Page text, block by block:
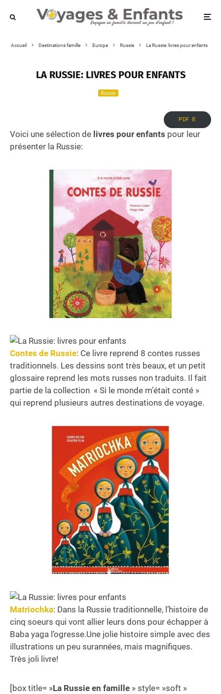
Accueil Destinations famille Europe Russie La Russie: livres pour enfants
LA RUSSIE: LIVRES POUR ENFANTS
Russie
PDF 📄
Voici une sélection de livres pour enfants pour leur
présenter la Russie:
Contes de Russie: Ce livre reprend 8 contes russes
traditionnels. Les dessins sont très beaux, et un petit
glossaire reprend les mots russes non traduits. Il fait
partie de la collection « Si le monde m’était conté »
qui reprend plusieurs autres destinations de voyage.
Matriochka: Dans la Russie traditionnelle, l’histoire de
cinq soeurs qui vont allier leurs dons pour échapper à
Baba yaga l’ogresse.Une jolie histoire simple avec des
illustrations un peu surannées, mais magnifiques.
Très joli livre!
[box title= »La Russie en famille » style= »soft »